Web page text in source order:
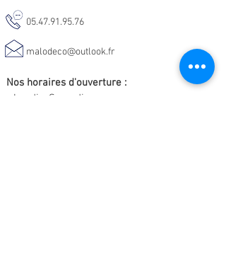
05.47.91.95.76
malodeco@outlook.fr
Nos horaires d'ouverture :
Lundi - Samedi :